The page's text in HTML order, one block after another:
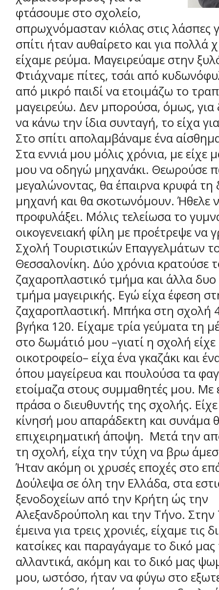
φτάσουμε στο σχολείο,
σπρωχνόμασταν κιόλας στις λάσπες
σπίτι ήταν αυθαίρετο και για πολλά
είχαμε ρεύμα. Μαγειρεύαμε στην
Φτιάχναμε πίτες, τσάι από
από μικρό παιδί να ετοιμάζω το
μαγειρεύω. Δεν μπορούσα, όμως,
να κάνω την ίδια συνταγή, το είχα
Στο σπίτι απολαμβάναμε ένα
Στα εννιά μου μόλις χρόνια, με είχε
μου να οδηγώ μηχανάκι. Θεωρούσε
μεγαλώνοντας, θα έπαιρνα κρυφά τη
μηχανή και θα σκοτωνόμουν. Ήθελε
προφυλάξει. Μόλις τελείωσα το
οικογενειακή φίλη με προέτρεψε να
Σχολή Τουριστικών Επαγγελμάτων
Θεσσαλονίκη. Δύο χρόνια κρατούσε
ζαχαροπλαστικό τμήμα και άλλα δυο
τμήμα μαγειρικής. Εγώ είχα έφεση
ζαχαροπλαστική. Μπήκα στη σχολή
βγήκα 120. Είχαμε τρία γεύματα τη
στο δωμάτιό μου –γιατί η σχολή είχε
οικοτροφείο– είχα ένα γκαζάκι και
όπου μαγείρευα και πουλούσα τα
ετοίμαζα στους συμμαθητές μου. Με
πράσα ο διευθυντής της σχολής.
κίνησή μου απαράδεκτη και συνάμα
επιχειρηματική άποψη. Μετά την
τη σχολή, είχα την τύχη να βρω
Ήταν ακόμη οι χρυσές εποχές στο
Δούλεψα σε όλη την Ελλάδα, στα
ξενοδοχείων από την Κρήτη ώς την
Αλεξανδρούπολη και την Τήνο.
έμεινα για τρεις χρονιές, είχαμε τις
κατσίκες και παραγάγαμε το δικό μας
αλλαντικά, ακόμη και το δικό μας
μου, ωστόσο, ήταν να φύγω στο